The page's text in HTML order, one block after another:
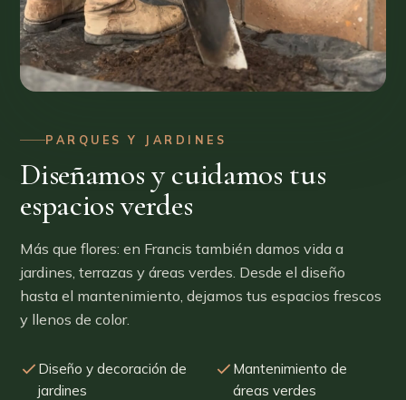
PARQUES Y JARDINES
Diseñamos y cuidamos tus
espacios verdes
Más que flores: en Francis también damos vida a
jardines, terrazas y áreas verdes. Desde el diseño
hasta el mantenimiento, dejamos tus espacios frescos
y llenos de color.
Diseño y decoración de
jardines
Mantenimiento de
áreas verdes